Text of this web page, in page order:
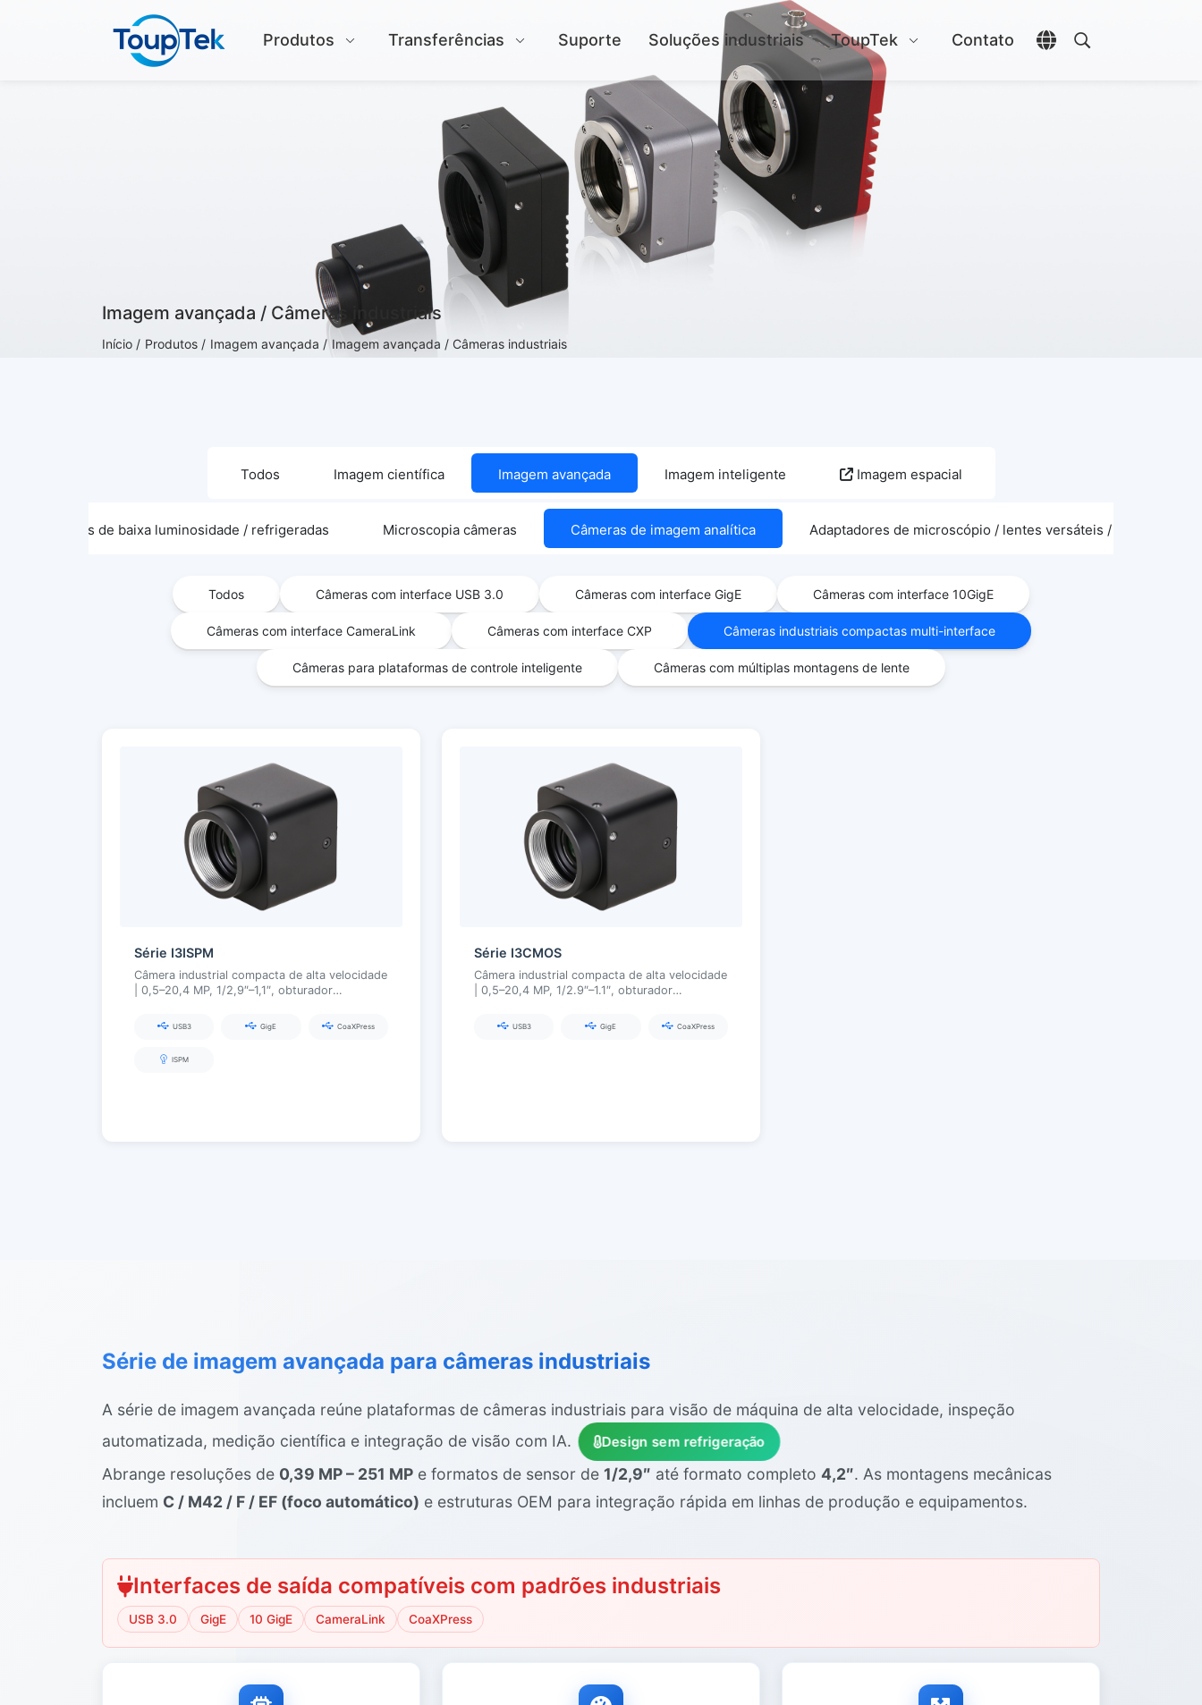
Produtos Transferências Suporte Soluções industriais ToupTek Contato
Abrir seletor de
Abrir pesquisa
Imagem avançada / Câmeras industriais
Início / Produtos / Imagem avançada / Imagem avançada / Câmeras industriais
Todos Imagem científica Imagem avançada Imagem inteligente Imagem espacial
Câmeras de baixa luminosidade / refrigeradas Microscopia câmeras Câmeras de imagem analítica Adaptadores de microscópio / lentes versáteis / acessórios
Todos Câmeras com interface USB 3.0 Câmeras com interface GigE Câmeras com interface 10GigE
Câmeras com interface CameraLink Câmeras com interface CXP Câmeras industriais compactas multi-interface
Câmeras para plataformas de controle inteligente Câmeras com múltiplas montagens de lente
Série I3ISPM
Câmera industrial compacta de alta velocidade
| 0,5–20,4 MP, 1/2,9″–1,1″, obturador
CoaXPress
USB3 GigE CoaXPress
ISPM
Série I3CMOS
Câmera industrial compacta de alta velocidade
| 0,5–20,4 MP, 1/2.9″–1.1″, obturador
CoaXPress
USB3 GigE CoaXPress
Série de imagem avançada para câmeras industriais
A série de imagem avançada reúne plataformas de câmeras industriais para visão de máquina de alta velocidade, inspeção
automatizada, medição científica e integração de visão com IA.
Design sem refrigeração
Abrange resoluções de 0,39 MP – 251 MP e formatos de sensor de 1/2,9″ até formato completo 4,2″. As montagens mecânicas
incluem C / M42 / F / EF (foco automático) e estruturas OEM para integração rápida em linhas de produção e equipamentos.
Interfaces de saída compatíveis com padrões industriais
USB 3.0 GigE 10 GigE CameraLink CoaXPress